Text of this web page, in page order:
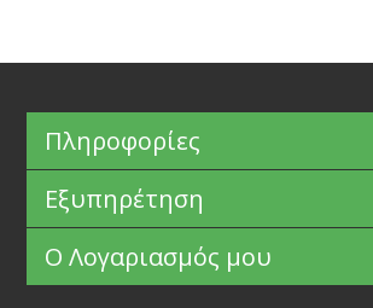
Πληροφορίες
Εξυπηρέτηση
Ο Λογαριασμός μου